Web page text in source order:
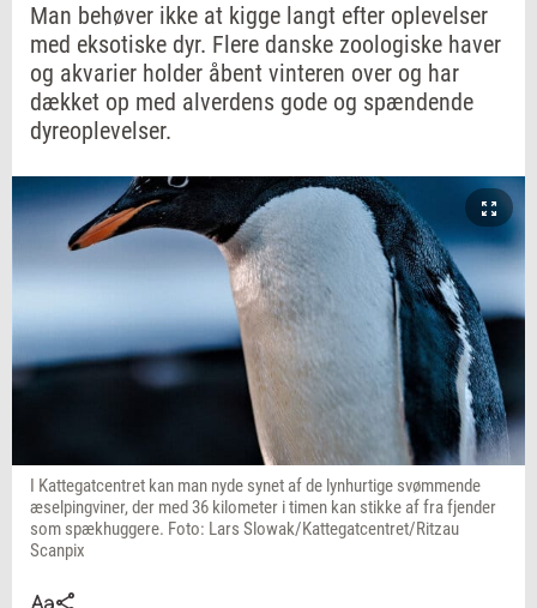
Man behøver ikke at kigge langt efter oplevelser
med eksotiske dyr. Flere danske zoologiske haver
og akvarier holder åbent vinteren over og har
dækket op med alverdens gode og spændende
dyreoplevelser.
I Kattegatcentret kan man nyde synet af de lynhurtige svømmende
æselpingviner, der med 36 kilometer i timen kan stikke af fra fjender
som spækhuggere. Foto: Lars Slowak/Kattegatcentret/Ritzau
Scanpix